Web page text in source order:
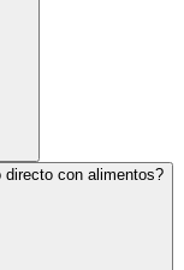
con alimentos?